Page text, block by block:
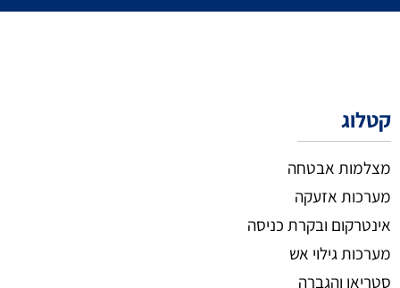
קטלוג
מצלמות אבטחה
מערכות אזעקה
אינטרקום ובקרת כניסה
מערכות גילוי אש
סטריאו והגברה